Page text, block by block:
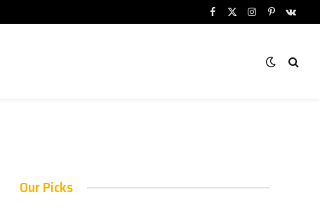
Facebook
X
Instagram
Pinterest
Our Picks